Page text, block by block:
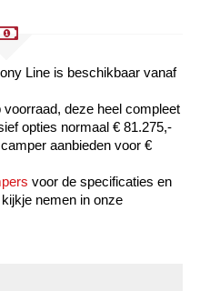
Line is beschikbaar vanaf
deze heel compleet
opties normaal € 81.275,-
aanbieden voor €
voor de specificaties en
nemen in onze